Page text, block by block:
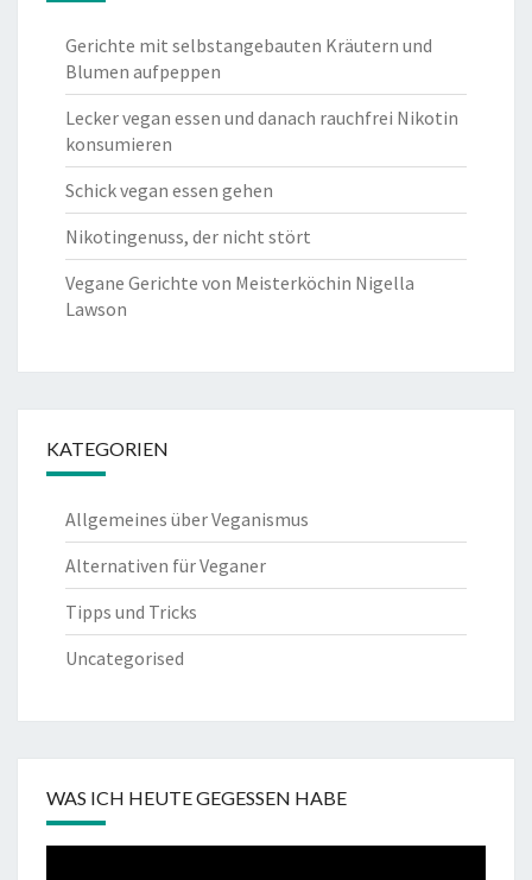
Gerichte mit selbstangebauten Kräutern und
Blumen aufpeppen
Lecker vegan essen und danach rauchfrei Nikotin
konsumieren
Schick vegan essen gehen
Nikotingenuss, der nicht stört
Vegane Gerichte von Meisterköchin Nigella
Lawson
KATEGORIEN
Allgemeines über Veganismus
Alternativen für Veganer
Tipps und Tricks
Uncategorised
WAS ICH HEUTE GEGESSEN HABE